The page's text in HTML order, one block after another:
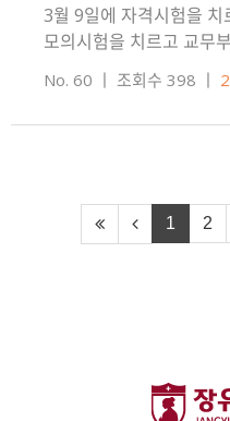
3월 9일에 자격시험을 치
모의시험을 치르고 교무
모습과훈련기간 중 실시
기말고사에서 만점자에
No. 60 ㅣ 조회수 398 ㅣ
1 2